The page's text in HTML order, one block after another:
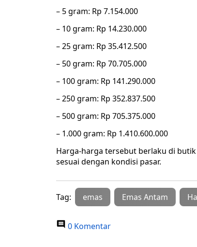
– 5 gram: Rp 7.154.000
– 10 gram: Rp 14.230.000
– 25 gram: Rp 35.412.500
– 50 gram: Rp 70.705.000
– 100 gram: Rp 141.290.000
– 250 gram: Rp 352.837.500
– 500 gram: Rp 705.375.000
– 1.000 gram: Rp 1.410.600.000
Harga-harga tersebut berlaku di
sesuai dengan kondisi pasar.
Tag: emas Emas Antam
0 Komentar